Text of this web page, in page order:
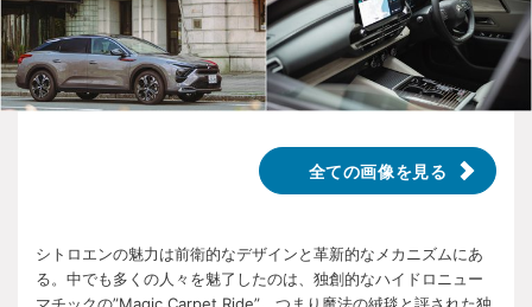
全ての画像を見る
シトロエンの魅力は前衛的なデザインと革新的なメカニズムにあ
る。中でも多くの人々を魅了したのは、独創的なハイドロニュー
マチックの”Magic Carpet Ride” 、つまり魔法の絨毯と評された独